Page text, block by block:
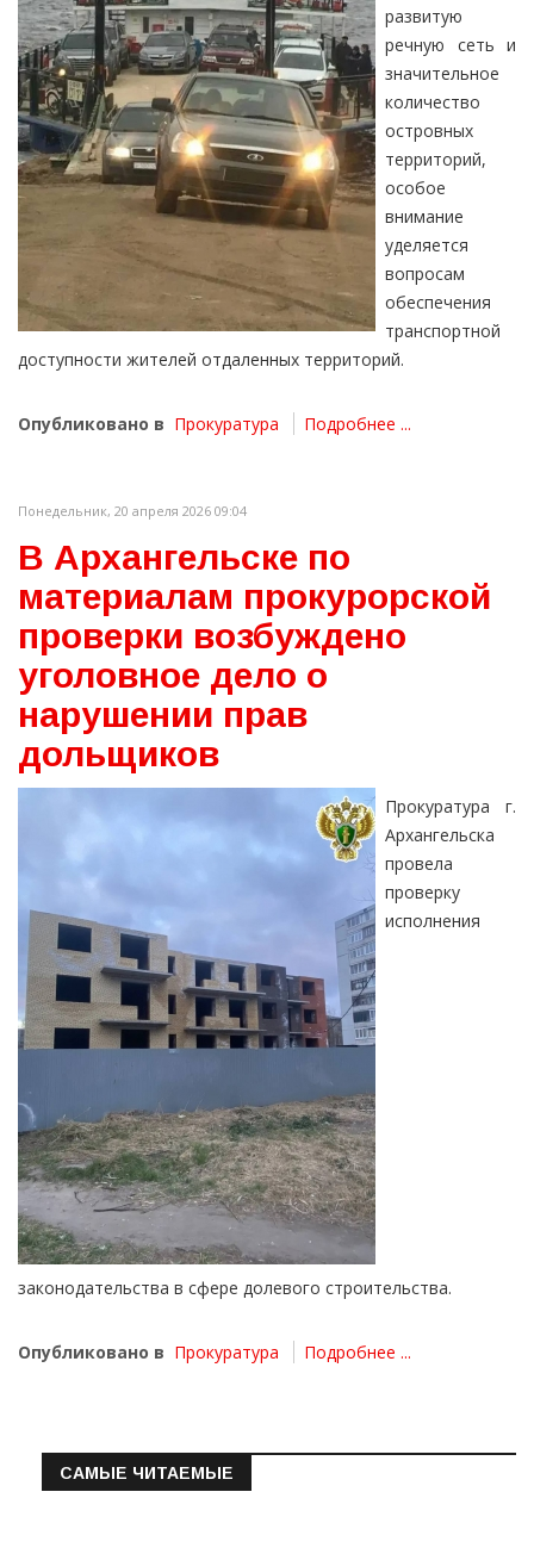
развитую
речную сеть и
значительное
количество
островных
территорий,
особое
внимание
уделяется
вопросам
обеспечения
транспортной
доступности жителей отдаленных территорий.
Опубликовано в Прокуратура Подробнее ...
Понедельник, 20 апреля 2026 09:04
В Архангельске по
материалам прокурорской
проверки возбуждено
уголовное дело о
нарушении прав
дольщиков
Прокуратура г.
Архангельска
провела
проверку
исполнения
законодательства в сфере долевого строительства.
Опубликовано в Прокуратура Подробнее ...
САМЫЕ ЧИТАЕМЫЕ